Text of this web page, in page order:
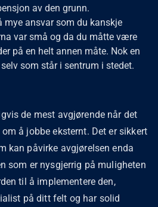
av den grunn.
mye ansvar som du kanskje
var små og da du måtte være
på en helt annen måte. Nok en
som står i sentrum i stedet.
de mest avgjørende når det
å jobbe eksternt. Det er sikkert
kan påvirke avgjørelsen enda
som er nysgjerrig på muligheten
til å implementere den,
på ditt felt og har solid